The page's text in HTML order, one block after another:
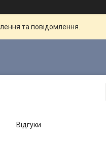
та повідомлення.
Відгуки